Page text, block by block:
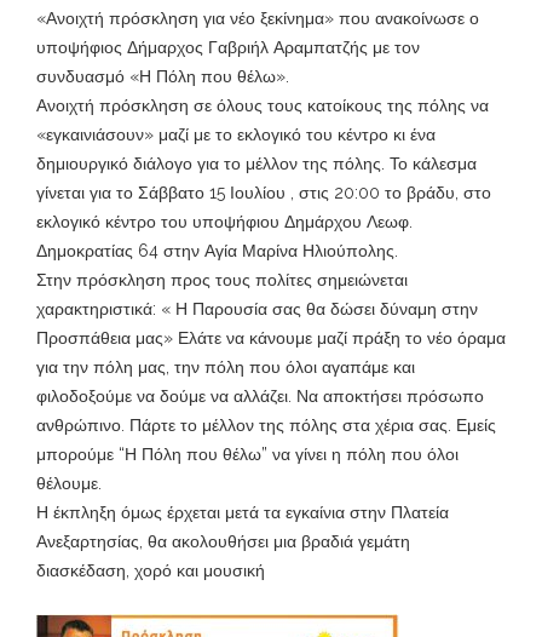
«Ανοιχτή πρόσκληση για νέο ξεκίνημα» που ανακοίνωσε ο
υποψήφιος Δήμαρχος Γαβριήλ Αραμπατζής με τον
συνδυασμό «Η Πόλη που θέλω».
Ανοιχτή πρόσκληση σε όλους τους κατοίκους της πόλης να
«εγκαινιάσουν» μαζί με το εκλογικό του κέντρο κι ένα
δημιουργικό διάλογο για το μέλλον της πόλης. Το κάλεσμα
γίνεται για το Σάββατο 15 Ιουλίου , στις 20:00 το βράδυ, στο
εκλογικό κέντρο του υποψήφιου Δημάρχου Λεωφ.
Δημοκρατίας 64 στην Αγία Μαρίνα Ηλιούπολης.
Στην πρόσκληση προς τους πολίτες σημειώνεται
χαρακτηριστικά: « Η Παρουσία σας θα δώσει δύναμη στην
Προσπάθεια μας» Ελάτε να κάνουμε μαζί πράξη το νέο όραμα
για την πόλη μας, την πόλη που όλοι αγαπάμε και
φιλοδοξούμε να δούμε να αλλάζει. Να αποκτήσει πρόσωπο
ανθρώπινο. Πάρτε το μέλλον της πόλης στα χέρια σας. Εμείς
μπορούμε “Η Πόλη που θέλω” να γίνει η πόλη που όλοι
θέλουμε.
Η έκπληξη όμως έρχεται μετά τα εγκαίνια στην Πλατεία
Ανεξαρτησίας, θα ακολουθήσει μια βραδιά γεμάτη
διασκέδαση, χορό και μουσική